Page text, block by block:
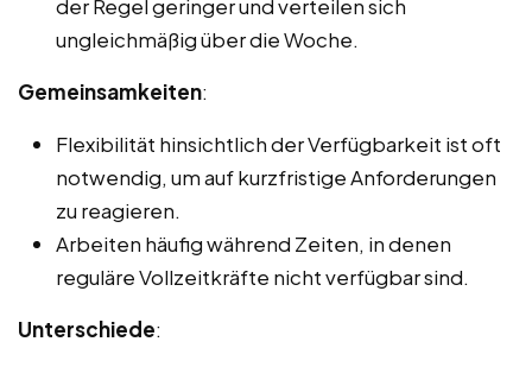
der Regel geringer und verteilen sich
ungleichmäßig über die Woche.
Gemeinsamkeiten:
Flexibilität hinsichtlich der Verfügbarkeit ist oft
notwendig, um auf kurzfristige Anforderungen
zu reagieren.
Arbeiten häufig während Zeiten, in denen
reguläre Vollzeitkräfte nicht verfügbar sind.
Unterschiede: